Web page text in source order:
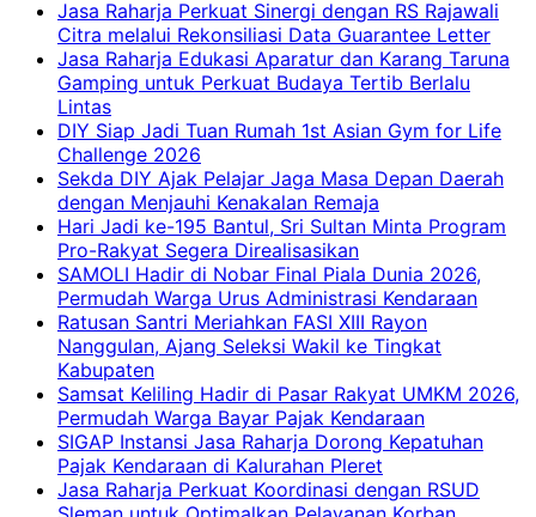
Jasa Raharja Perkuat Sinergi dengan RS Rajawali
Citra melalui Rekonsiliasi Data Guarantee Letter
Jasa Raharja Edukasi Aparatur dan Karang Taruna
Gamping untuk Perkuat Budaya Tertib Berlalu
Lintas
DIY Siap Jadi Tuan Rumah 1st Asian Gym for Life
Challenge 2026
Sekda DIY Ajak Pelajar Jaga Masa Depan Daerah
dengan Menjauhi Kenakalan Remaja
Hari Jadi ke-195 Bantul, Sri Sultan Minta Program
Pro-Rakyat Segera Direalisasikan
SAMOLI Hadir di Nobar Final Piala Dunia 2026,
Permudah Warga Urus Administrasi Kendaraan
Ratusan Santri Meriahkan FASI XIII Rayon
Nanggulan, Ajang Seleksi Wakil ke Tingkat
Kabupaten
Samsat Keliling Hadir di Pasar Rakyat UMKM 2026,
Permudah Warga Bayar Pajak Kendaraan
SIGAP Instansi Jasa Raharja Dorong Kepatuhan
Pajak Kendaraan di Kalurahan Pleret
Jasa Raharja Perkuat Koordinasi dengan RSUD